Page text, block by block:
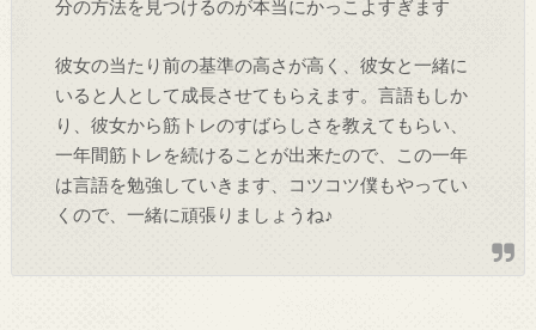
分の方法を見つけるのが本当にかっこよすぎます
彼女の当たり前の基準の高さが高く、彼女と一緒に
いると人として成長させてもらえます。言語もしか
り、彼女から筋トレのすばらしさを教えてもらい、
一年間筋トレを続けることが出来たので、この一年
は言語を勉強していきます、コツコツ僕もやってい
くので、一緒に頑張りましょうね♪